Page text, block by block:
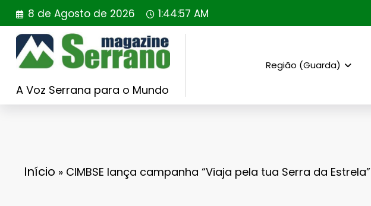
Saltar
para
conteúdo
8 de Agosto de 2026 1:44:58 AM
A Voz Serrana para o Mundo
Região (Guarda)
Início » CIMBSE lança campanha “Viaja pela tua Serra da Estrela”